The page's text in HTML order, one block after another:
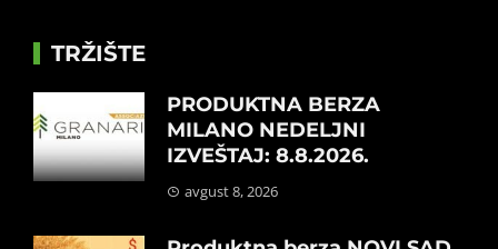
TRŽIŠTE
PRODUKTNA BERZA
MILANO NEDELJNI
IZVEŠTAJ: 8.8.2026.
avgust 8, 2026